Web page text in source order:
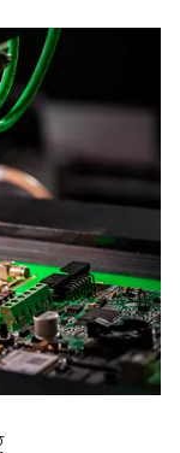
opon
opony, zużycia
sposobem na
własnego.